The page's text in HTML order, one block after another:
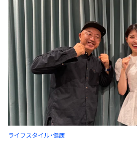
ライフスタイル・健康